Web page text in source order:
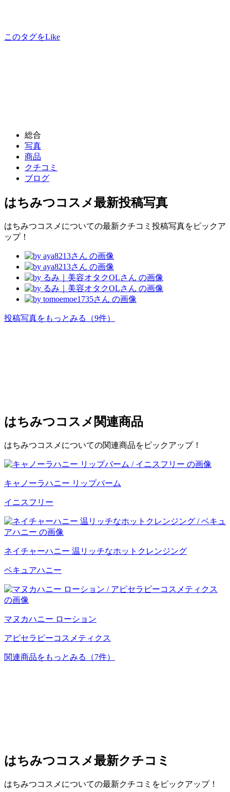
このタグをLike
総合
写真
商品
クチコミ
ブログ
はちみつコスメ最新投稿写真
はちみつコスメについての最新クチコミ投稿写真をピックア
ップ！
投稿写真をもっとみる （9件）
はちみつコスメ 関連商品
はちみつコスメについての関連商品をピックアップ！
キャノーラハニー リップバーム
イニスフリー
ネイチャーハニー 温リッチなホットクレンジング
ベキュアハニー
マヌカハニー ローション
アピセラピーコスメティクス
関連商品をもっとみる （7件）
はちみつコスメ最新クチコミ
はちみつコスメについての最新クチコミをピックアップ！